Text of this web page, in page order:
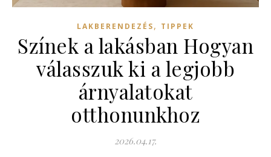
LAKBERENDEZÉS, TIPPEK
Színek a lakásban Hogyan
válasszuk ki a legjobb
árnyalatokat
otthonunkhoz
2026.04.17.